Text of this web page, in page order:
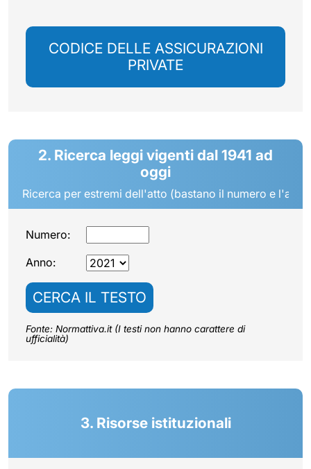
CODICE DELLE ASSICURAZIONI
PRIVATE
2. Ricerca leggi vigenti dal 1941 ad
oggi
Ricerca per estremi dell'atto (bastano il numero e
Numero:
Anno:
CERCA IL TESTO
Fonte: Normattiva.it (I testi non hanno carattere di
ufficialità)
3. Risorse istituzionali